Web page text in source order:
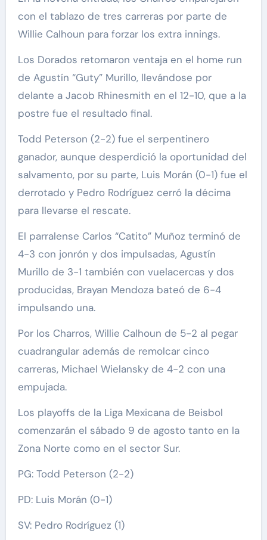
con el tablazo de tres carreras por parte de
Willie Calhoun para forzar los extra innings.
Los Dorados retomaron ventaja en el home run
de Agustín “Guty” Murillo, llevándose por
delante a Jacob Rhinesmith en el 12-10, que a la
postre fue el resultado final.
Todd Peterson (2-2) fue el serpentinero
ganador, aunque desperdició la oportunidad del
salvamento, por su parte, Luis Morán (0-1) fue el
derrotado y Pedro Rodríguez cerró la décima
para llevarse el rescate.
El parralense Carlos “Catito” Muñoz terminó de
4-3 con jonrón y dos impulsadas, Agustín
Murillo de 3-1 también con vuelacercas y dos
producidas, Brayan Mendoza bateó de 6-4
impulsando una.
Por los Charros, Willie Calhoun de 5-2 al pegar
cuadrangular además de remolcar cinco
carreras, Michael Wielansky de 4-2 con una
empujada.
Los playoffs de la Liga Mexicana de Beisbol
comenzarán el sábado 9 de agosto tanto en la
Zona Norte como en el sector Sur.
PG: Todd Peterson (2-2)
PD: Luis Morán (0-1)
SV: Pedro Rodríguez (1)